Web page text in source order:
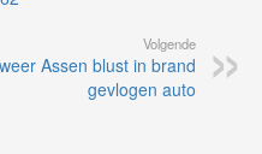
Volgende
Assen blust in brand
gevlogen auto